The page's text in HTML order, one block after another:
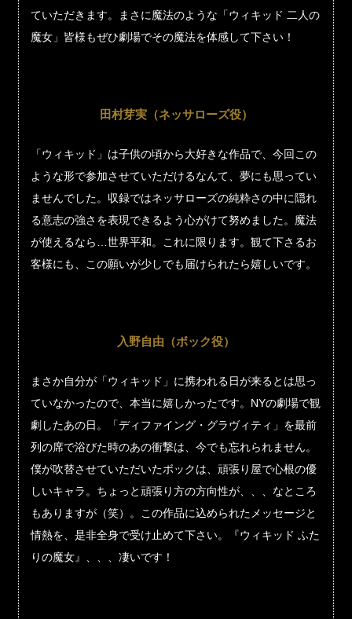
ていただきます。まさに魔法のような「ウィキッド 二人の
魔女」皆様もぜひ劇場でその魔法を体感して下さい！
田村芽実（ネッサローズ役）
「ウィキッド」は子供の頃から大好きな作品で、今回この
ような形で参加させていただけるなんて、夢にも思ってい
ませんでした。収録ではネッサローズの純粋さの中に隠れ
る意志の強さを表現できるよう心がけて努めました。魔法
が使えるなら…世界平和。これに限ります。観て下さるお
客様にも、この願いが少しでも届けられたら嬉しいです。
入野自由（ボック役）
まさか自分が「ウィキッド」に携われる日が来るとは思っ
ていなかったので、本当に嬉しかったです。NYの劇場で観
劇したあの日。「ディファイング・グラヴィティ」を最前
列の席で浴びた時のあの衝撃は、今でも忘れられません。
僕が吹替させていただいたボックは、頑張り屋で心根の優
しいキャラ。ちょっと頑張り方の方向性が、、、なところ
もありますが（笑）。この作品に込められたメッセージと
情熱を、是非全身で受け止めて下さい。『ウィキッド ふた
りの魔女』、、、凄いです！